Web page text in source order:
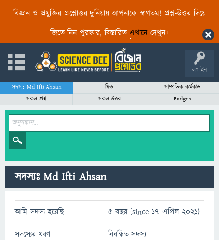
বিজ্ঞান ও প্রযুক্তির প্রশ্নোত্তর দুনিয়ায় আপনাকে স্বাগতম! প্রশ্ন-উত্তর দিয়ে
জিতে নিন পুরস্কার, বিস্তারিত এখানেদেখুন।
লগ ইন
সদস্যঃ Md Ifti Ahsan ফিড
সাম্প্রতিক কর্মকান্ড
সকল প্রশ্ন
সকল উত্তর Badges
সদস্যঃ Md Ifti Ahsan
আমি সদস্য হয়েছি 5 বছর (since 17 এপ্রিল 2021)
সদস্যের ধরণ নিবন্ধিত সদস্য